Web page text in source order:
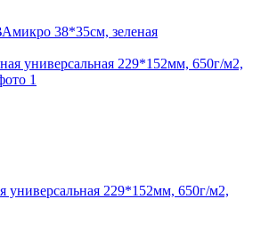
38*35см, зеленая
универсальная 229*152мм, 650г/м2,